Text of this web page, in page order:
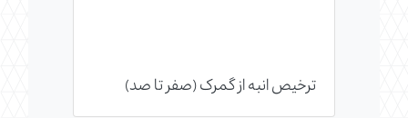
ترخیص انبه از گمرک (صفر تا صد)